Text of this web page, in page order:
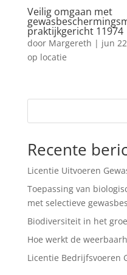
Veilig omgaan met
praktijkgericht 11974
door Margereth | jun
op locatie
Recente
Licentie Uitvoeren
Toepassing van
met selectieve
Biodiversiteit in het
Hoe werkt de
Licentie Bedrijfsvoeren